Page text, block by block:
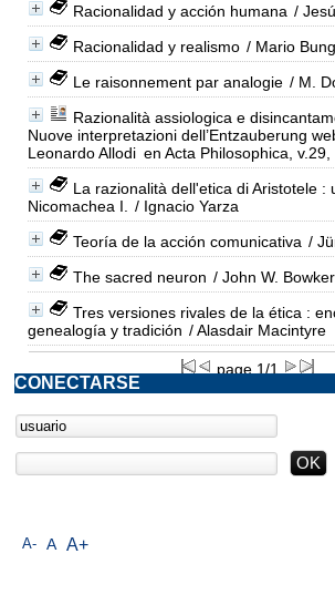
Racionalidad y acción humana /
Racionalidad y realismo / Mario
Le raisonnement par analogie / M.
Razionalità assiologica e
Nuove interpretazioni dell’Entzauberung
Leonardo Allodi en Acta Philosophica,
La razionalità dell'etica di Aristotele :
Nicomachea I.
/ Ignacio Yarza
Teoría de la acción comunicativa /
The sacred neuron / John W. Bowker
Tres versiones rivales de la ética :
genealogía y tradición / Alasdair Macintyre
page 1/1
A- A A+
CONECTARSE